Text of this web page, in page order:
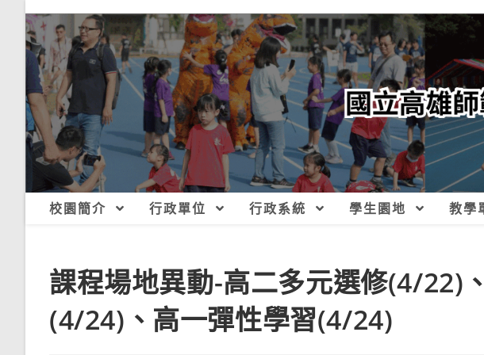
校園簡介 行政單位 行政系統 學生園地 教學
課程場地異動-高二多元選修(4/22)
(4/24)、高一彈性學習(4/24)